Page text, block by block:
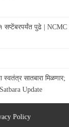
१ सप्टेंबरपर्यंत पुढे | NCMC
स्वतंत्र सातबारा मिळणार;
Update
Policy